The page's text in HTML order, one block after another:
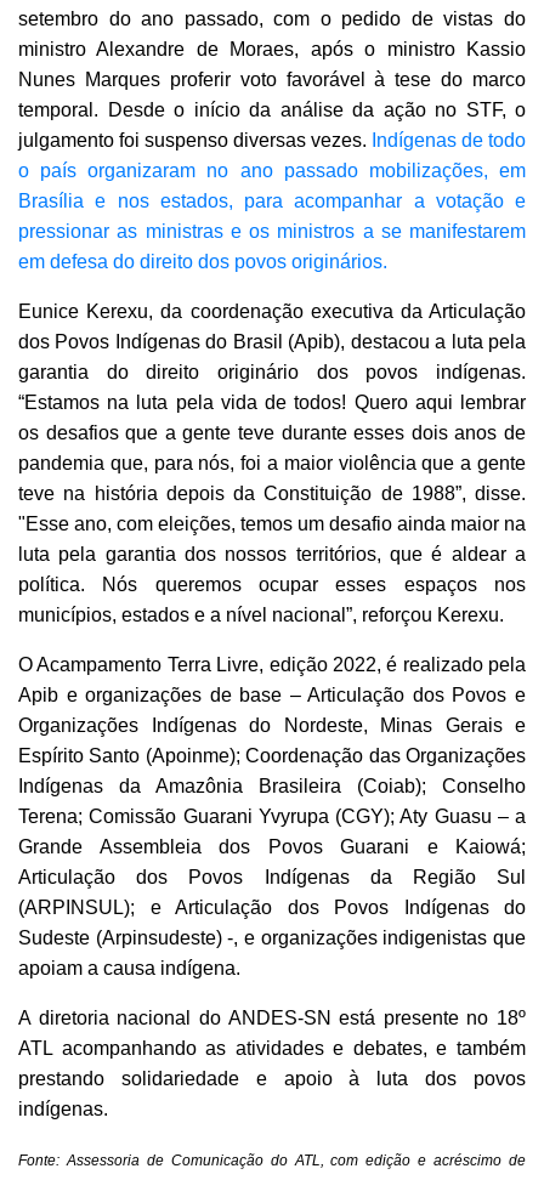
setembro do ano passado, com o pedido de vistas do
ministro Alexandre de Moraes, após o ministro Kassio
Nunes Marques proferir voto favorável à tese do marco
temporal. Desde o início da análise da ação no STF, o
julgamento foi suspenso diversas vezes. Indígenas de todo
o país organizaram no ano passado mobilizações, em
Brasília e nos estados, para acompanhar a votação e
pressionar as ministras e os ministros a se manifestarem
em defesa do direito dos povos originários.
Eunice Kerexu, da coordenação executiva da Articulação
dos Povos Indígenas do Brasil (Apib), destacou a luta pela
garantia do direito originário dos povos indígenas.
“Estamos na luta pela vida de todos! Quero aqui lembrar
os desafios que a gente teve durante esses dois anos de
pandemia que, para nós, foi a maior violência que a gente
teve na história depois da Constituição de 1988”, disse.
"Esse ano, com eleições, temos um desafio ainda maior na
luta pela garantia dos nossos territórios, que é aldear a
política. Nós queremos ocupar esses espaços nos
municípios, estados e a nível nacional”, reforçou Kerexu.
O Acampamento Terra Livre, edição 2022, é realizado pela
Apib e organizações de base – Articulação dos Povos e
Organizações Indígenas do Nordeste, Minas Gerais e
Espírito Santo (Apoinme); Coordenação das Organizações
Indígenas da Amazônia Brasileira (Coiab); Conselho
Terena; Comissão Guarani Yvyrupa (CGY); Aty Guasu – a
Grande Assembleia dos Povos Guarani e Kaiowá;
Articulação dos Povos Indígenas da Região Sul
(ARPINSUL); e Articulação dos Povos Indígenas do
Sudeste (Arpinsudeste) -, e organizações indigenistas que
apoiam a causa indígena.
A diretoria nacional do ANDES-SN está presente no 18º
ATL acompanhando as atividades e debates, e também
prestando solidariedade e apoio à luta dos povos
indígenas.
Fonte: Assessoria de Comunicação do ATL, com edição e acréscimo de